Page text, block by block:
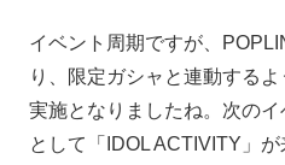
イベント周期ですが、
り、限定ガシャと連動する
実施となりましたね。次の
として「IDOL ACTIVITY」